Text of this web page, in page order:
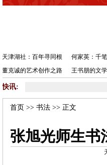
天津湖社：百年寻同根 何家英：千
董克诚的艺术创作之路
王书朋的文
快讯:
首页 >>书法 >> 正文
张旭光师生书